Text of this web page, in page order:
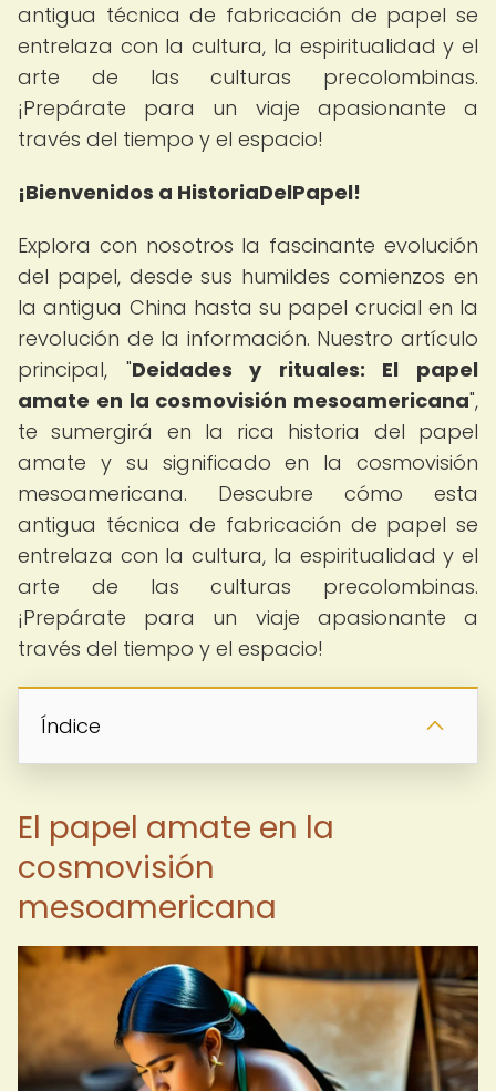
antigua técnica de fabricación de papel se
entrelaza con la cultura, la espiritualidad y el
arte de las culturas precolombinas.
¡Prepárate para un viaje apasionante a
través del tiempo y el espacio!
¡Bienvenidos a HistoriaDelPapel!
Explora con nosotros la fascinante evolución
del papel, desde sus humildes comienzos en
la antigua China hasta su papel crucial en la
revolución de la información. Nuestro artículo
principal, "Deidades y rituales: El papel
amate en la cosmovisión mesoamericana",
te sumergirá en la rica historia del papel
amate y su significado en la cosmovisión
mesoamericana. Descubre cómo esta
antigua técnica de fabricación de papel se
entrelaza con la cultura, la espiritualidad y el
arte de las culturas precolombinas.
¡Prepárate para un viaje apasionante a
través del tiempo y el espacio!
Índice
El papel amate en la
cosmovisión
mesoamericana